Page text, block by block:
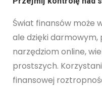
Świat finansów może
ale dzięki
narzędziom online,
prostszych.
finansowej